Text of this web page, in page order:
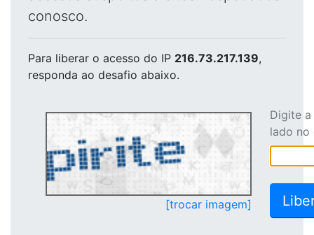
conosco.
Para liberar o acesso do IP 216.73.217.139,
responda ao desafio abaixo.
[trocar imagem]
Digite
lado no